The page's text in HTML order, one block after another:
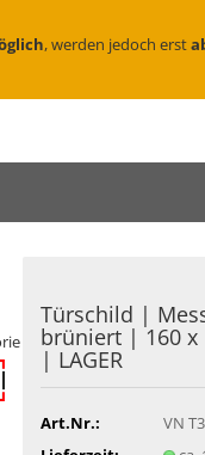
, werden jedoch erst
Tür­schild |
brü­niert | 160 x
| LAGER
Art.Nr.:
VN